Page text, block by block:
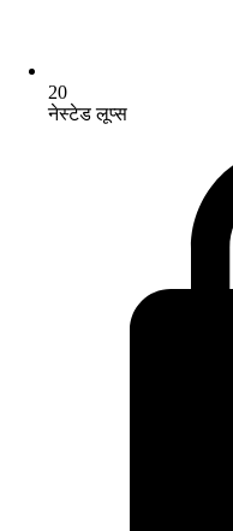
20
नेस्टेड लूप्स